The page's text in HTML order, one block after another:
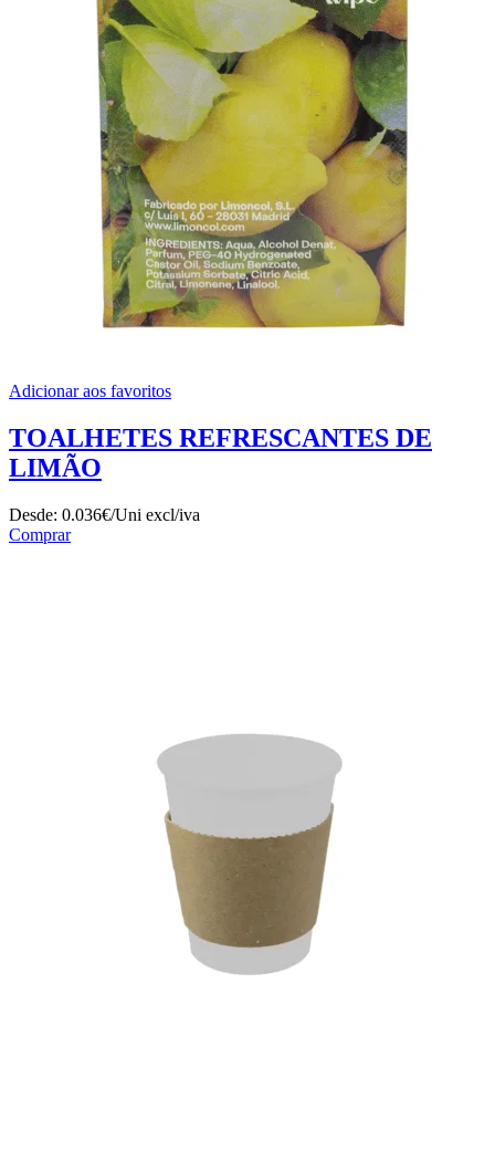
Adicionar aos favoritos
TOALHETES REFRESCANTES DE
LIMÃO
Desde: 0.036€/Uni excl/iva
Comprar